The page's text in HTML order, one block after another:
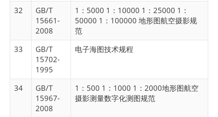
32
GB/T
15661-
2008
1：5000 1：10000 1：25000 1：
50000 1：100000 地形图航空摄影规
范
33
GB/T
15702-
1995
电子海图技术规程
34
GB/T
15967-
2008
1：500 1：1000 1：2000地形图航空
摄影测量数字化测图规范